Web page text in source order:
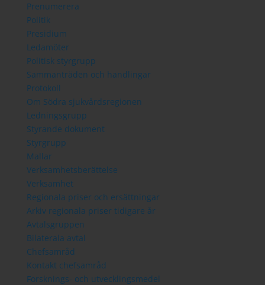
Prenumerera
Politik
Presidium
Ledamöter
Politisk styrgrupp
Sammanträden och handlingar
Protokoll
Om Södra sjukvårdsregionen
Ledningsgrupp
Styrande dokument
Styrgrupp
Mallar
Verksamhetsberättelse
Verksamhet
Regionala priser och ersättningar
Arkiv regionala priser tidigare år
Avtalsgruppen
Bilaterala avtal
Chefsamråd
Kontakt chefsamråd
Forsknings- och utvecklingsmedel